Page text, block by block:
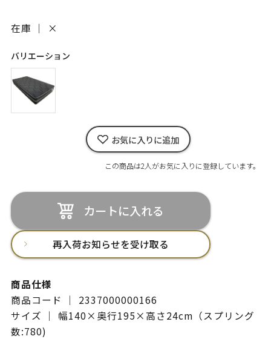
在庫 ｜ ×
バリエーション
お気に入りに追加
この商品は2人がお気に入りに登録しています。
カートに入れる
再入荷お知らせを受け取る
商品仕様
商品コード ｜ 2337000000166
サイズ ｜ 幅140×奥行195×高さ24cm（スプリング
数:780)